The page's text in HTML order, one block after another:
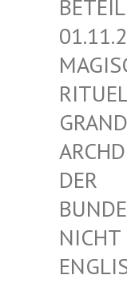
ER B
ICHT